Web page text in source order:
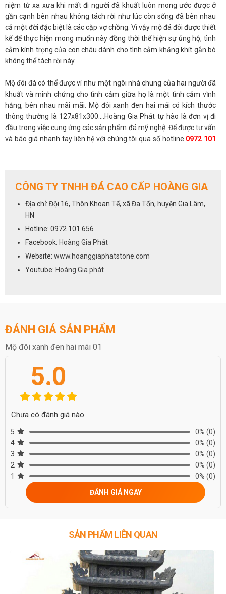
niệm từ xa xưa khi mất đi người đã khuất luôn mong ước được ở
gần cạnh bên nhau không tách rời như lúc còn sống đã bên nhau
cả một đời đặc biệt là các cặp vợ chồng. Vì vậy mộ đá đôi được thiết
kế để thực hiện mong muốn này đồng thời thể hiện sự ủng hộ, tình
cảm kính trọng của con cháu dành cho tình cảm khăng khít gắn bó
không thể tách rời này.
Mộ đôi đá có thể được ví như một ngôi nhà chung của hai người đã
khuất và minh chứng cho tình cảm giữa họ là một tình cảm vĩnh
hằng, bên nhau mãi mãi. Mộ đôi xanh đen hai mái có kích thước
thông thường là 127x81x300....Hoàng Gia Phát tự hào là đơn vị đi
đầu trong việc cung ứng các sản phẩm đá mỹ nghệ. Để được tư vấn
và báo giá nhanh tay liên hệ với chúng tôi qua số hotline 0972 101
656
CÔNG TY TNHH ĐÁ CAO CẤP HOÀNG GIA
Địa chỉ: Đội 16, Thôn Khoan Tế, xã Đa Tốn, huyện Gia Lâm,
HN
Hotline: 0972 101 656
Facebook: Hoàng Gia Phát
Website: www.hoanggiaphatstone.com
Youtube: Hoàng Gia phát
ĐÁNH GIÁ SẢN PHẨM
Mộ đôi xanh đen hai mái 01
5.0
Chưa có đánh giá nào.
5 0% (0)
4
0% (0)
3
0% (0)
2
0% (0)
1
0% (0)
ĐÁNH GIÁ NGAY
SẢN PHẨM LIÊN QUAN